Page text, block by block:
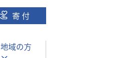
寄付
地域の方